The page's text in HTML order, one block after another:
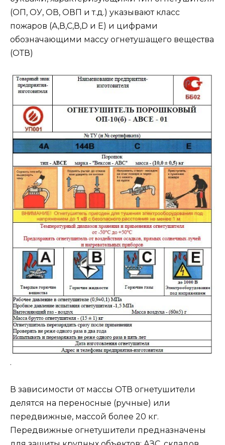
(ОП, ОУ, ОВ, ОВП и т.д.) указывают класс
пожаров (А,В,С,В,D и Е) и цифрами
обозначающими массу огнетушащего вещества
(ОТВ)
.
В зависимости от массы ОТВ огнетушители
делятся на переносные (ручные) или
передвижные, массой более 20 кг.
Передвижные огнетушители предназначены